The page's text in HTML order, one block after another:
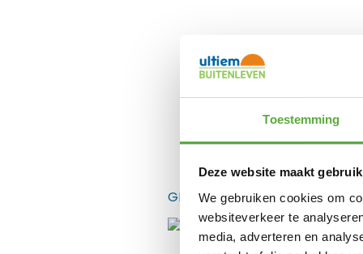
Toestemming
Deze website maakt
We gebruiken cookies om
websiteverkeer te
media, adverteren en
Gratis verzending
GERELATEERDE PRODUCTEN